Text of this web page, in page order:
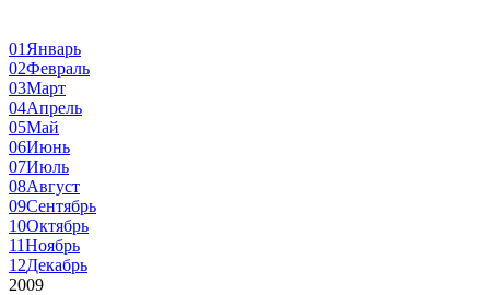
01 Январь
02Февраль
03Март
04Апрель
05Май
06Июнь
07Июль
08Август
09Сентябрь
10Октябрь
11Ноябрь
12Декабрь
2009